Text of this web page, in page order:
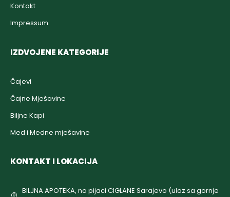
Kontakt
Impressum
IZDVOJENE KATEGORIJE
Čajevi
Čajne Mješavine
Biljne Kapi
Med i Medne mješavine
KONTAKT I LOKACIJA
BILJNA APOTEKA, na pijaci CIGLANE Sarajevo (ulaz sa gornje